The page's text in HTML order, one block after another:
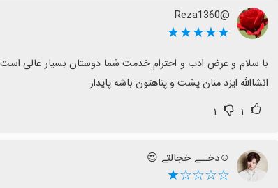
@Reza1360
★★★★★
انشاالله ایزد منان پشت و پناهتون باشه پایدار
۱ ۱
☺دخــے خجالتے 😍
☆☆☆☆★